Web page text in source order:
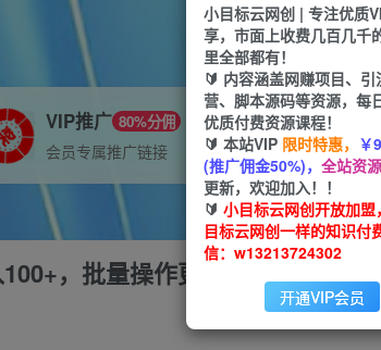
VIP推广 80%分佣
会员专属推广链接
，批量操作更赚钱【揭秘】
小目标云网创 | 专注优质
享，市面上收费几百几千
里全部都有！
🔰 内容涵盖网赚项目、
营、脚本源码等资源，每
优质付费资源课程！
🔰 本站VIP 限时特惠， ￥
(推广佣金50%)， 全站资
更新，欢迎加入！！
🔰 小目标云网创开放加
目标云网创一样的知识付
信：w13213724302
开通VIP会员